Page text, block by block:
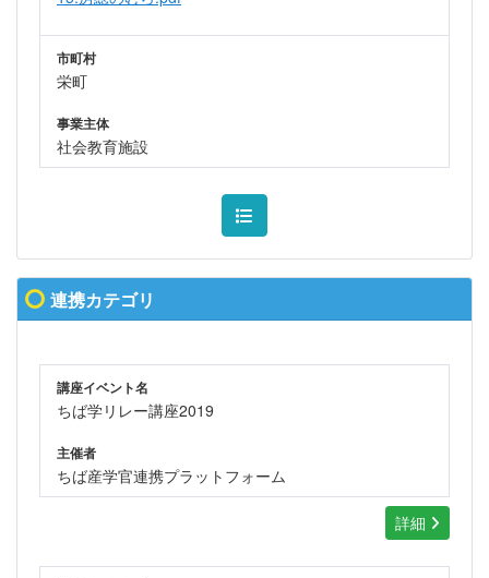
市町村
栄町
事業主体
社会教育施設
連携カテゴリ
講座イベント名
ちば学リレー講座2019
主催者
ちば産学官連携プラットフォーム
詳細